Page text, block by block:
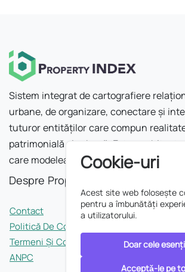
Sistem integrat de cartografiere
urbane, de organizare, conectare și
tuturor entităților care compun
patrimonială și urbană. Este o
care modelează orașul ca rețea.
Despre Property INDEX
Contact
Politică De Confidențialitate
Termeni Și Condiții
ANPC
Cookie-uri
Acest site web folosește
pentru a îmbunătăți
a utilizatorului.
Doar cele
Acceptǎ-le pe